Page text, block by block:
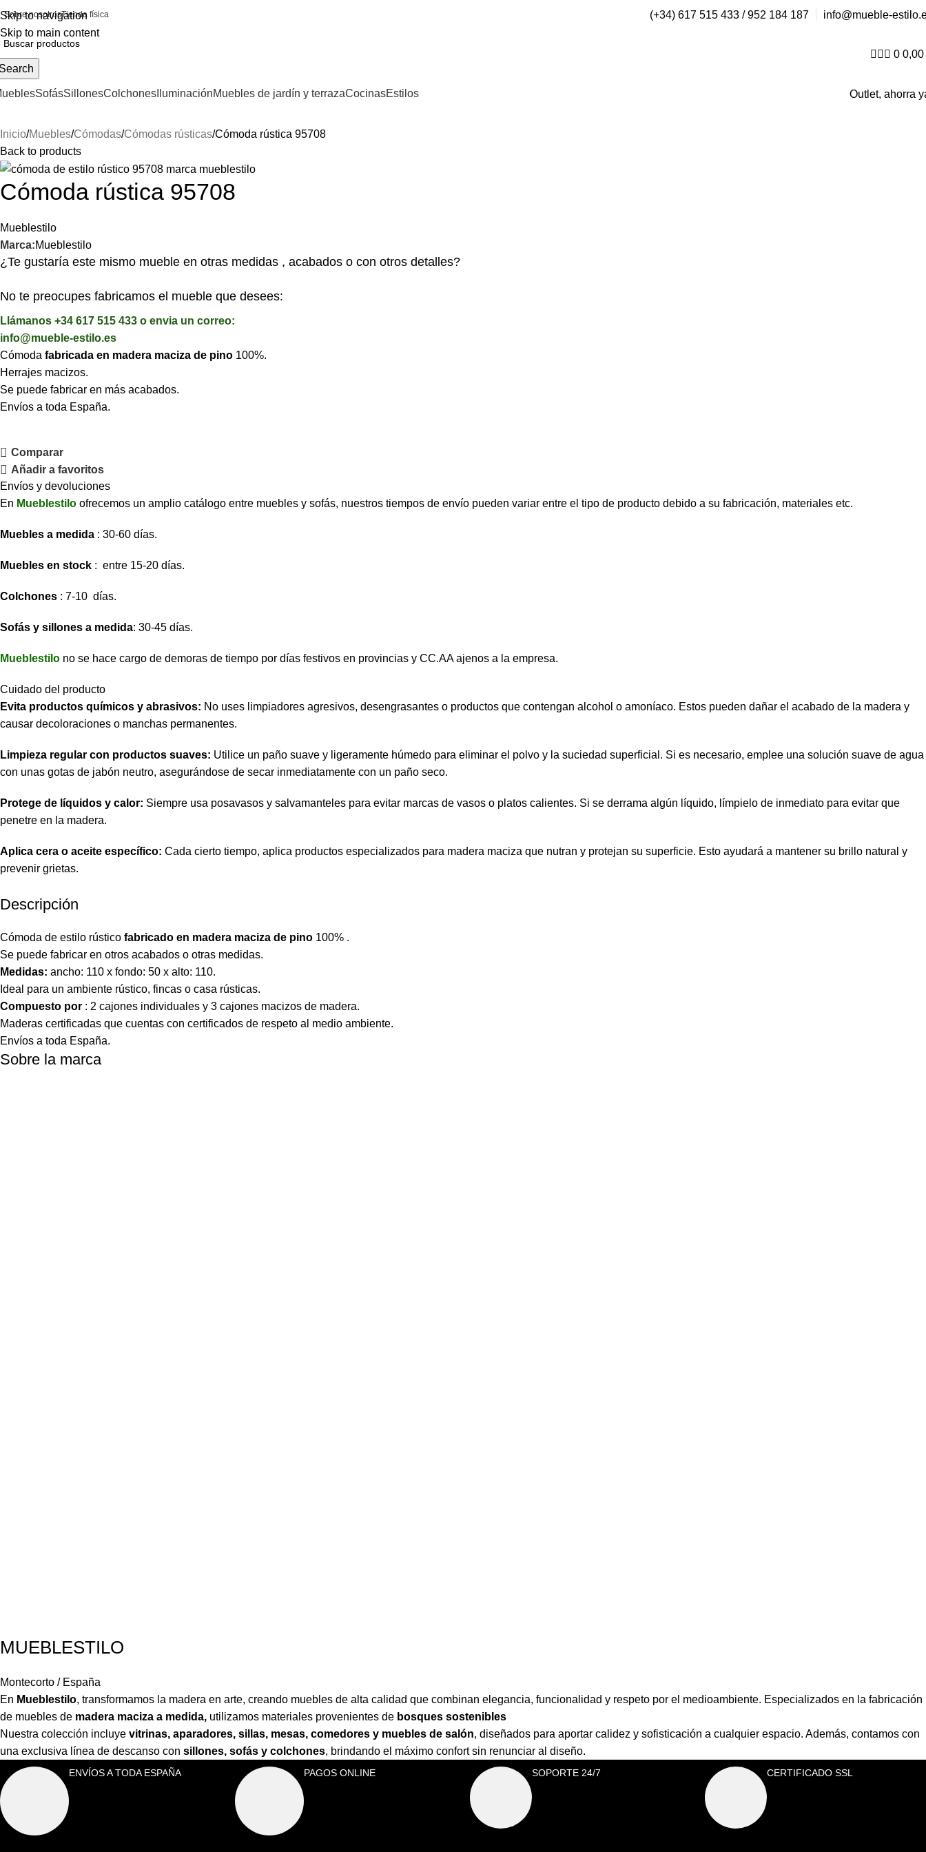
Skip to navigation
Skip to main content
Sobre nosotrosTienda física (+34) 617 515 433 / 952 184 187 info@mueble-
0 0,00
SofásSillonesColchones IluminaciónMuebles de jardín y terrazaCocinasEstilos Outlet, ahorra
Inicio Muebles Cómodas Cómodas rústicas Cómoda rústica 95708
Back to products
Cómoda rústica 95708
Mueblestilo
Marca:Mueblestilo
¿Te gustaría este mismo mueble en otras medidas , acabados o con otros detalles?
No te preocupes fabricamos el mueble que desees:
Llámanos +34 617 515 433 o envia un correo:
info@mueble-estilo.es
Cómoda fabricada en madera maciza de pino 100%.
Herrajes macizos.
Se puede fabricar en más acabados.
Envíos a toda España.
Comparar
Añadir a favoritos
Envíos y devoluciones
En Mueblestilo ofrecemos un amplio catálogo entre muebles y sofás, nuestros tiempos de envío pueden variar entre el tipo de producto debido a su fabricación, materiales etc.
Muebles a medida : 30-60 días.
Muebles en stock : entre 15-20 días.
Colchones : 7-10 días.
Sofás y sillones a medida: 30-45 días.
Mueblestilo no se hace cargo de demoras de tiempo por días festivos en provincias y CC.AA ajenos a la empresa.
Cuidado del producto
Evita productos químicos y abrasivos: No uses limpiadores agresivos, desengrasantes o productos que contengan alcohol o amoníaco. Estos pueden dañar el acabado de la madera y
causar decoloraciones o manchas permanentes.
Limpieza regular con productos suaves: Utilice un paño suave y ligeramente húmedo para eliminar el polvo y la suciedad superficial. Si es necesario, emplee una solución suave de agua
con unas gotas de jabón neutro, asegurándose de secar inmediatamente con un paño seco.
Protege de líquidos y calor: Siempre usa posavasos y salvamanteles para evitar marcas de vasos o platos calientes. Si se derrama algún líquido, límpielo de inmediato para evitar que
penetre en la madera.
Aplica cera o aceite específico: Cada cierto tiempo, aplica productos especializados para madera maciza que nutran y protejan su superficie. Esto ayudará a mantener su brillo natural y
prevenir grietas.
Descripción
Cómoda de estilo rústico fabricado en madera maciza de pino 100% .
Se puede fabricar en otros acabados o otras medidas.
Medidas: ancho: 110 x fondo: 50 x alto: 110.
Ideal para un ambiente rústico, fincas o casa rústicas.
Compuesto por : 2 cajones individuales y 3 cajones macizos de madera.
Maderas certificadas que cuentas con certificados de respeto al medio ambiente.
Envíos a toda España.
Sobre la marca
MUEBLESTILO
Montecorto / España
En Mueblestilo, transformamos la madera en arte, creando muebles de alta calidad que combinan elegancia, funcionalidad y respeto por el medioambiente. Especializados en la fabricación
de muebles de madera maciza a medida, utilizamos materiales provenientes de bosques sostenibles
Nuestra colección incluye vitrinas, aparadores, sillas, mesas, comedores y muebles de salón, diseñados para aportar calidez y sofisticación a cualquier espacio. Además, contamos con
una exclusiva línea de descanso con sillones, sofás y colchones, brindando el máximo confort sin renunciar al diseño.
ENVÍOS A TODA ESPAÑA PAGOS ONLINE SOPORTE 24/7 CERTIFICADO SSL